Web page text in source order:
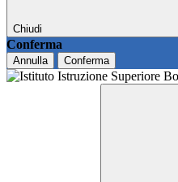
Chiudi
Conferma
Annulla Conferma